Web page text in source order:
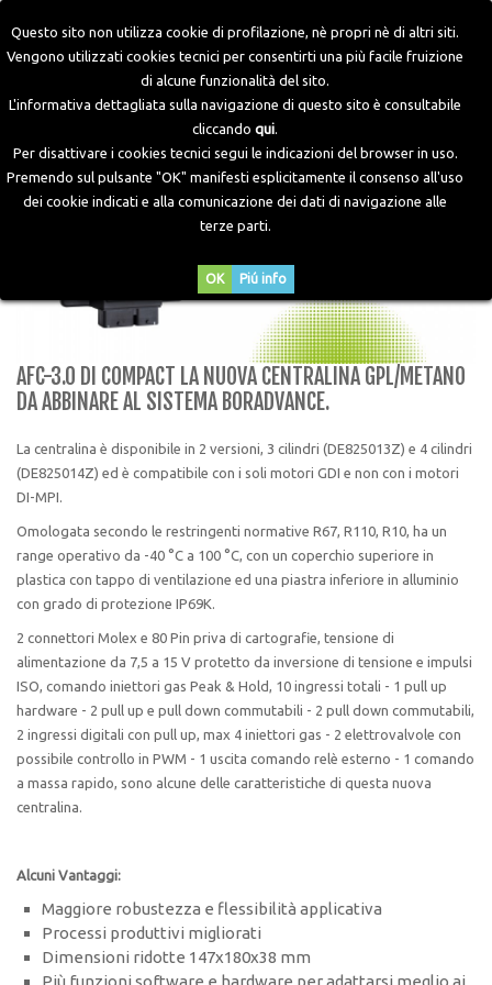
Questo sito non utilizza cookie di profilazione, nè propri nè di altri siti.
Vengono utilizzati cookies tecnici per consentirti una più facile fruizione
di alcune funzionalità del sito.
L'informativa dettagliata sulla navigazione di questo sito è consultabile
cliccando qui.
Per disattivare i cookies tecnici segui le indicazioni del browser in uso.
Premendo sul pulsante "OK" manifesti esplicitamente il consenso all'uso
dei cookie indicati e alla comunicazione dei dati di navigazione alle
terze parti.
OK Piú info
Blog
AFC-3.0 DI Compact la nuova centralina
GPL/Metano da abbinare al sistema Boradvance.
AFC-3.0 DI COMPACT LA NUOVA CENTRALINA GPL/METANO
DA ABBINARE AL SISTEMA BORADVANCE.
La centralina è disponibile in 2 versioni, 3 cilindri (DE825013Z) e 4 cilindri
(DE825014Z) ed è compatibile con i soli motori GDI e non con i motori
DI-MPI.
Omologata secondo le restringenti normative R67, R110, R10, ha un
range operativo da -40 °C a 100 °C, con un coperchio superiore in
plastica con tappo di ventilazione ed una piastra inferiore in alluminio
con grado di protezione IP69K.
2 connettori Molex e 80 Pin priva di cartografie, tensione di
alimentazione da 7,5 a 15 V protetto da inversione di tensione e impulsi
ISO, comando iniettori gas Peak & Hold, 10 ingressi totali - 1 pull up
hardware - 2 pull up e pull down commutabili - 2 pull down commutabili,
2 ingressi digitali con pull up, max 4 iniettori gas - 2 elettrovalvole con
possibile controllo in PWM - 1 uscita comando relè esterno - 1 comando
a massa rapido, sono alcune delle caratteristiche di questa nuova
centralina.
Alcuni Vantaggi:
Maggiore robustezza e flessibilità applicativa
Processi produttivi migliorati
Dimensioni ridotte 147x180x38 mm